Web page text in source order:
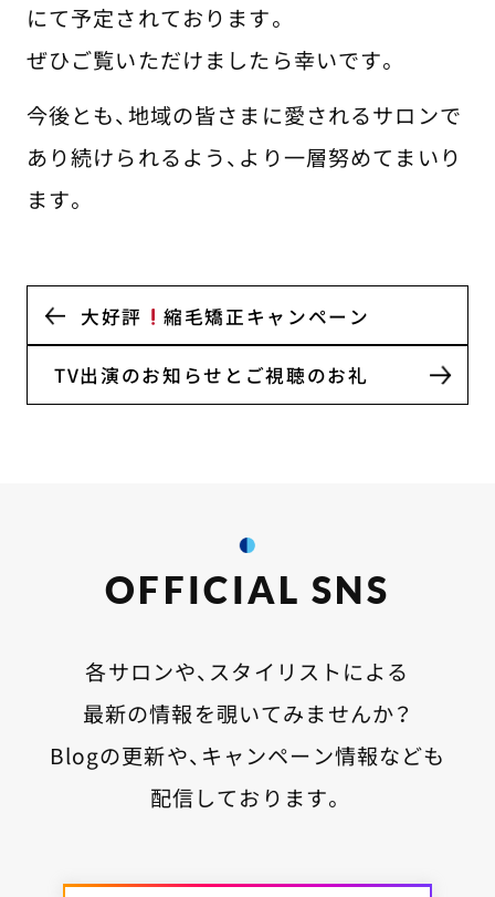
にて予定されております。
ぜひご覧いただけましたら幸いです。
今後とも、地域の皆さまに愛されるサロンで
あり続けられるよう、より一層努めてまいり
ます。
大好評 縮毛矯正キャンペーン
TV出演のお知らせとご視聴のお礼
OFFICIAL SNS
各サロンや、スタイリストによる
最新の情報を覗いてみませんか？
Blogの更新や、キャンペーン情報なども
配信しております。